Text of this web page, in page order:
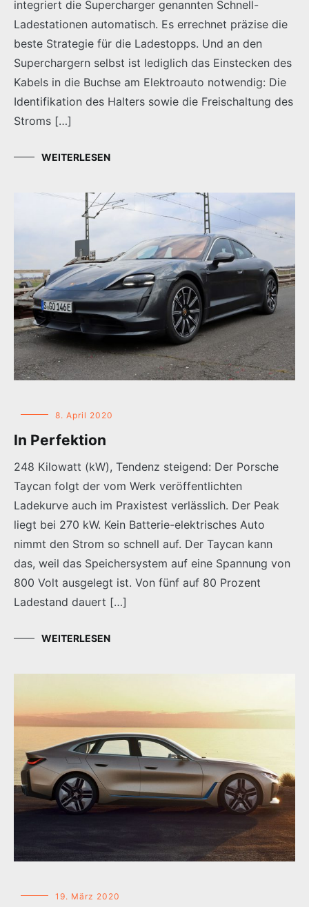
integriert die Supercharger genannten Schnell-
Ladestationen automatisch. Es errechnet präzise die
beste Strategie für die Ladestopps. Und an den
Superchargern selbst ist lediglich das Einstecken des
Kabels in die Buchse am Elektroauto notwendig: Die
Identifikation des Halters sowie die Freischaltung des
Stroms […]
WEITERLESEN
8. April 2020
In Perfektion
248 Kilowatt (kW), Tendenz steigend: Der Porsche
Taycan folgt der vom Werk veröffentlichten
Ladekurve auch im Praxistest verlässlich. Der Peak
liegt bei 270 kW. Kein Batterie-elektrisches Auto
nimmt den Strom so schnell auf. Der Taycan kann
das, weil das Speichersystem auf eine Spannung von
800 Volt ausgelegt ist. Von fünf auf 80 Prozent
Ladestand dauert […]
WEITERLESEN
19. März 2020